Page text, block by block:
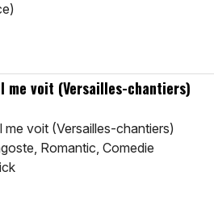
me voit (Versailles-chantiers)
me voit (Versailles-chantiers)
Romantic, Comedie